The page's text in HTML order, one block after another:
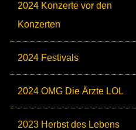
2024 Konzerte vor den
Konzerten
2024 Festivals
2024 OMG Die Ärzte LOL
2023 Herbst des Lebens